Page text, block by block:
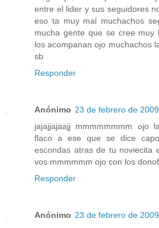
entre el lider y sus seguidores
eso ta muy mal muchachos
mucha gente que se cree muy
los acompanan ojo muchachos
sb
Responder
Anónimo 23 de febrero de
jajajjajaajj mmmmmmmm ojo
flaco a ese que se dice
escondas atras de tu noviecita
vos mmmmmm ojo con los
Responder
Anónimo 23 de febrero de